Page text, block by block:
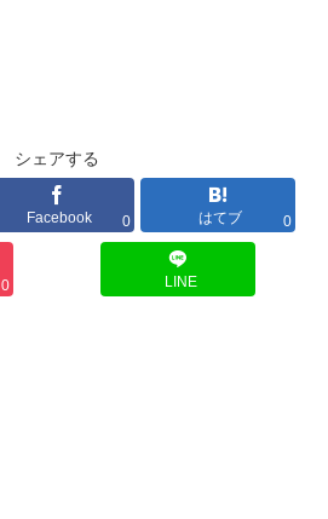
シェアする
Facebook 0 はてブ 0
0 LINE